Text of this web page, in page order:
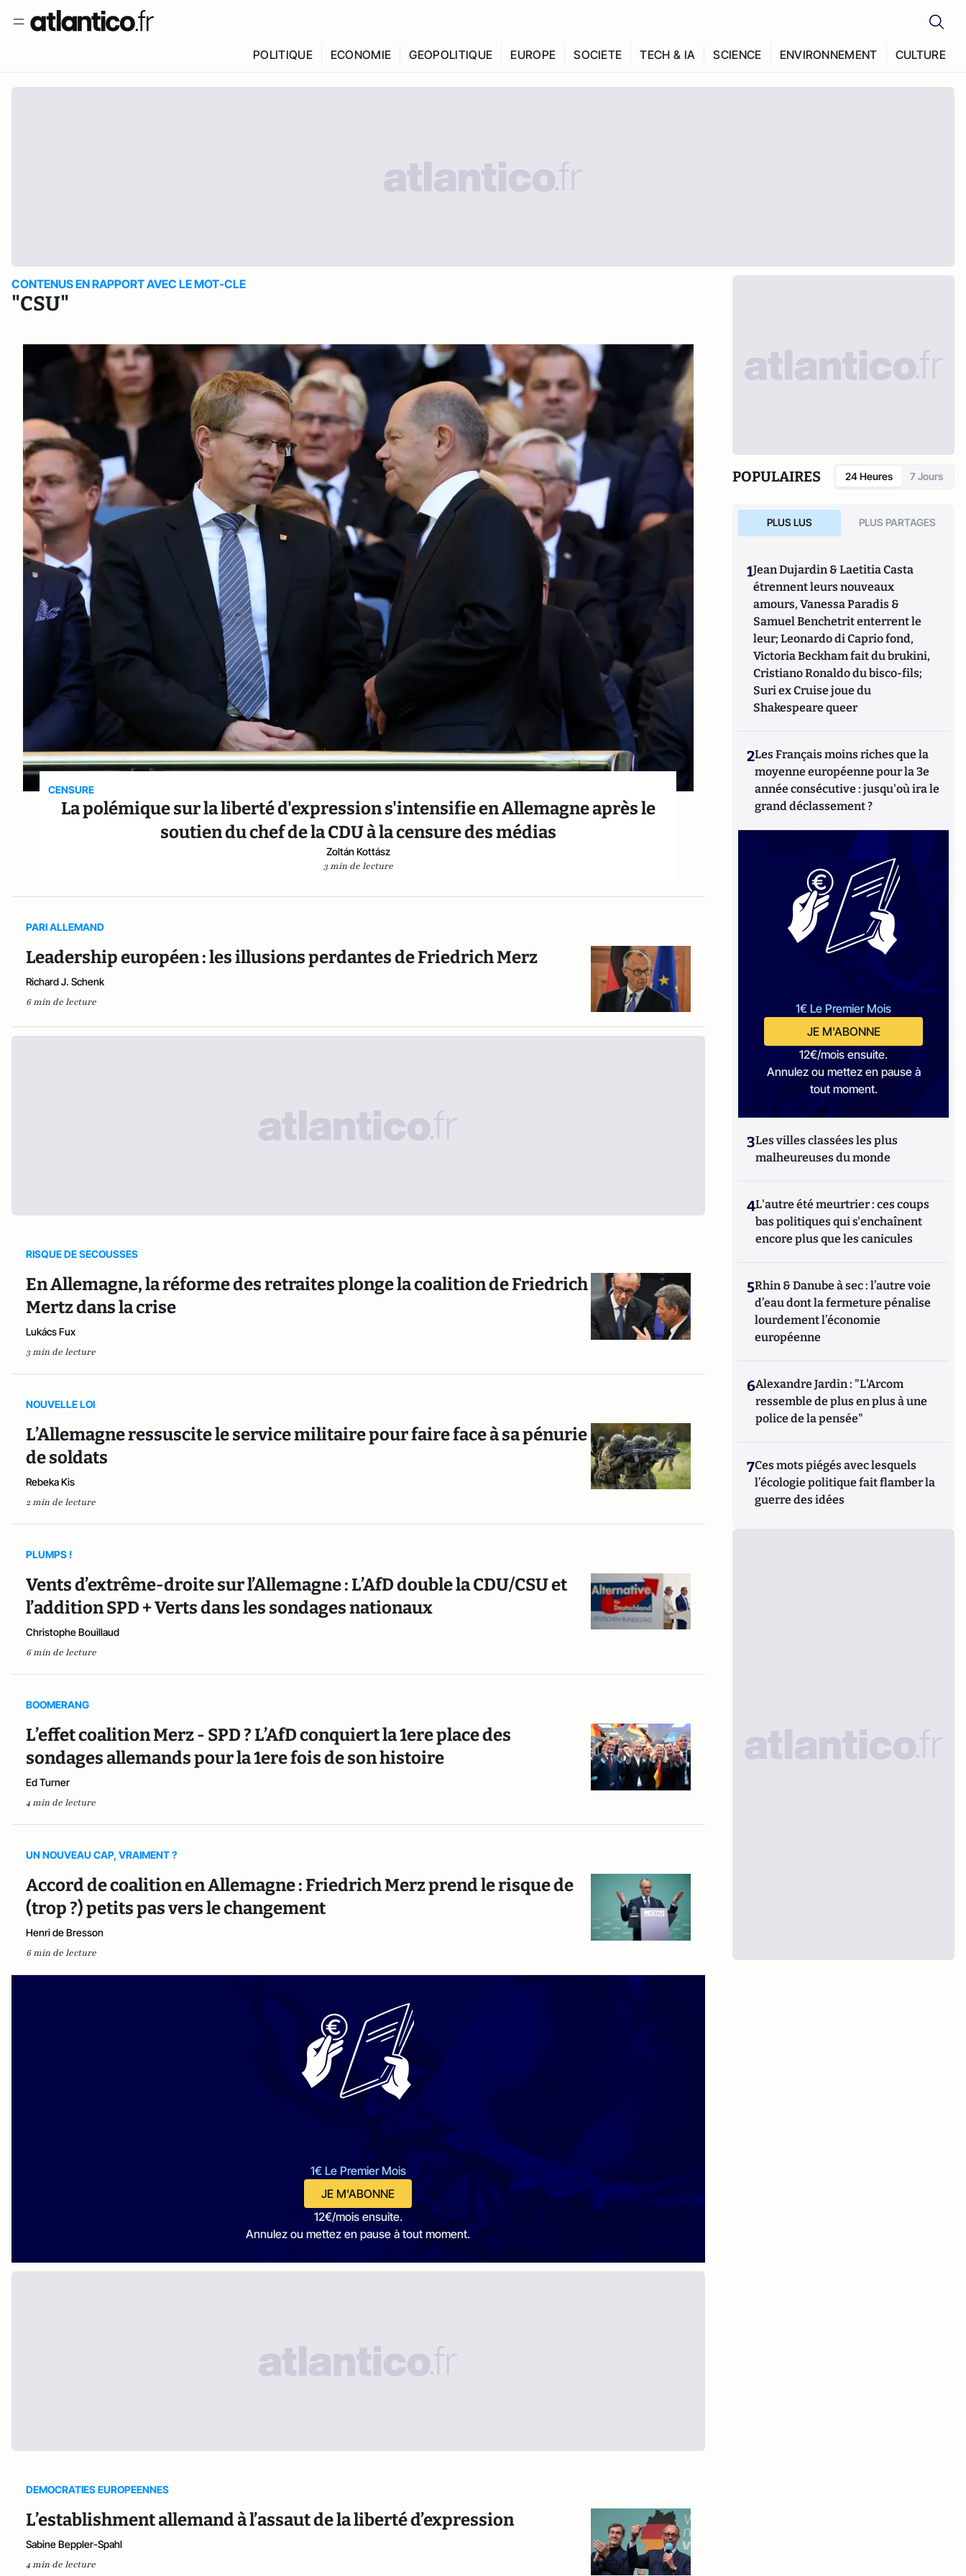
POLITIQUE ECONOMIE GEOPOLITIQUE EUROPE SOCIETE TECH & IA SCIENCE ENVIRONNEMENT CULTURE
CONTENUS EN RAPPORT AVEC LE MOT-CLE
"CSU"
CENSURE
La polémique sur la liberté d'expression s'intensifie en Allemagne après le
soutien du chef de la CDU à la censure des médias
Zoltán Kottász
3 min de lecture
PARI ALLEMAND
Leadership européen : les illusions perdantes de Friedrich Merz
Richard J. Schenk
6 min de lecture
RISQUE DE SECOUSSES
En Allemagne, la réforme des retraites plonge la coalition de Friedrich
Mertz dans la crise
Lukács Fux
3 min de lecture
NOUVELLE LOI
L’Allemagne ressuscite le service militaire pour faire face à sa pénurie
de soldats
Rebeka Kis
2 min de lecture
PLUMPS !
Vents d’extrême-droite sur l’Allemagne : L’AfD double la CDU/CSU et
l’addition SPD + Verts dans les sondages nationaux
Christophe Bouillaud
6 min de lecture
BOOMERANG
L’effet coalition Merz - SPD ? L’AfD conquiert la 1ere place des
sondages allemands pour la 1ere fois de son histoire
Ed Turner
4 min de lecture
UN NOUVEAU CAP, VRAIMENT ?
Accord de coalition en Allemagne : Friedrich Merz prend le risque de
(trop ?) petits pas vers le changement
Henri de Bresson
6 min de lecture
1€ Le Premier Mois
JE M'ABONNE
12€/mois ensuite.
Annulez ou mettez en pause à tout moment.
DEMOCRATIES EUROPEENNES
L’establishment allemand à l’assaut de la liberté d’expression
Sabine Beppler-Spahl
4 min de lecture
POPULAIRES 24 Heures 7 Jours
PLUS LUS PLUS PARTAGES
1Jean Dujardin & Laetitia Casta
étrennent leurs nouveaux
amours, Vanessa Paradis &
Samuel Benchetrit enterrent le
leur; Leonardo di Caprio fond,
Victoria Beckham fait du brukini,
Cristiano Ronaldo du bisco-fils;
Suri ex Cruise joue du
Shakespeare queer
2Les Français moins riches que la
moyenne européenne pour la 3e
année consécutive : jusqu'où ira le
grand déclassement ?
1€ Le Premier Mois
JE M'ABONNE
12€/mois ensuite.
Annulez ou mettez en pause à
tout moment.
3Les villes classées les plus
malheureuses du monde
4L'autre été meurtrier : ces coups
bas politiques qui s'enchaînent
encore plus que les canicules
5Rhin & Danube à sec : l’autre voie
d’eau dont la fermeture pénalise
lourdement l’économie
européenne
6Alexandre Jardin : "L'Arcom
ressemble de plus en plus à une
police de la pensée"
7Ces mots piégés avec lesquels
l’écologie politique fait flamber la
guerre des idées